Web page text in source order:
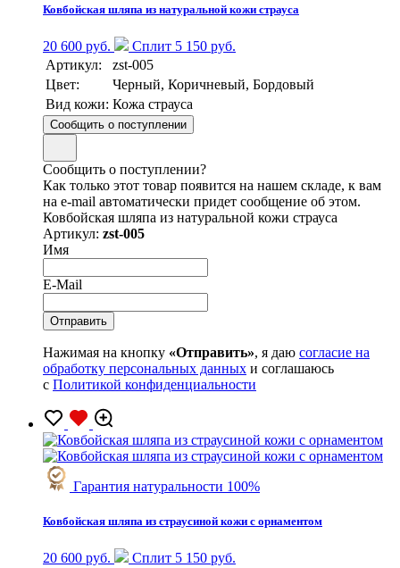
Ковбойская шляпа из натуральной кожи страуса
20 600 руб.
Сплит 5 150 руб.
Артикул:
zst-005
Цвет:
Черный, Коричневый, Бордовый
Вид кожи: Кожа страуса
Сообщить о поступлении
Сообщить о поступлении?
Как только этот товар появится на нашем складе, к вам
на e-mail автоматически придет сообщение об этом.
Ковбойская шляпа из натуральной кожи страуса
Артикул: zst-005
Имя
E-Mail
Нажимая на кнопку «Отправить», я даю согласие на
обработку персональных данных и соглашаюсь
с Политикой конфиденциальности
Гарантия натуральности 100%
Ковбойская шляпа из страусиной кожи с орнаментом
20 600 руб.
Сплит 5 150 руб.